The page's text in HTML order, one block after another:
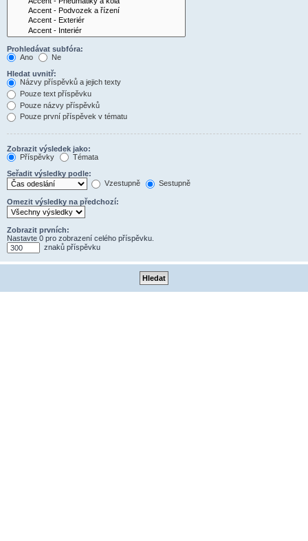
Prohledávat subfóra:
Ano
Ne
Hledat uvnitř:
Názvy příspěvků a jejich texty
Pouze text příspěvku
Pouze názvy příspěvků
Pouze první příspěvek v tématu
Zobrazit výsledek jako:
Příspěvky
Témata
Seřadit výsledky podle:
Vzestupně
Sestupně
Omezit výsledky na předchozí:
Zobrazit prvních:
Nastavte 0 pro zobrazení celého příspěvku.
znaků příspěvku